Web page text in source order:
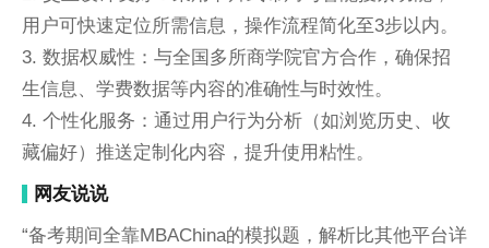
用户可快速定位所需信息，操作流程简化至3步以内。
3. 数据权威性：与全国多所商学院官方合作，确保招
生信息、学费数据等内容的准确性与时效性。
4. 个性化服务：通过用户行为分析（如浏览历史、收
藏偏好）推送定制化内容，提升使用粘性。
网友说说
“备考期间全靠MBAChina的模拟题，解析比其他平台详